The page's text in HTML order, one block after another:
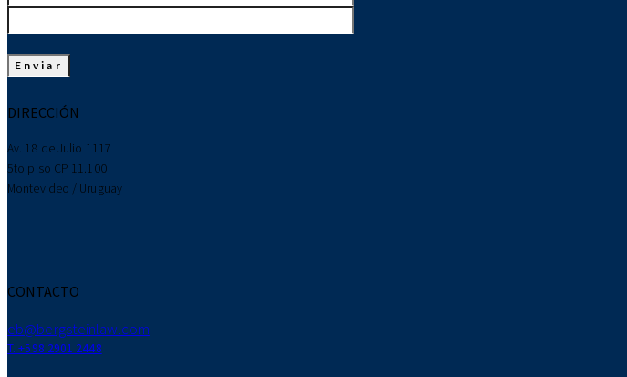
DIRECCIÓN
Av. 18 de Julio 1117
5to piso CP 11.100
Montevideo / Uruguay
CONTACTO
eb@bergsteinlaw.com
T. +598 2901 2448